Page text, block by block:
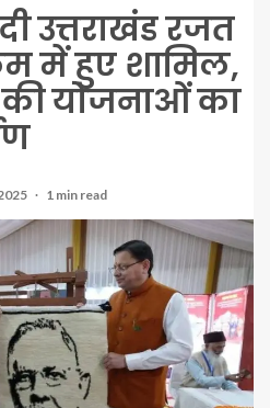
उत्तराखंड रजत
में हुए शामिल,
की योजनाओं का
1 min read